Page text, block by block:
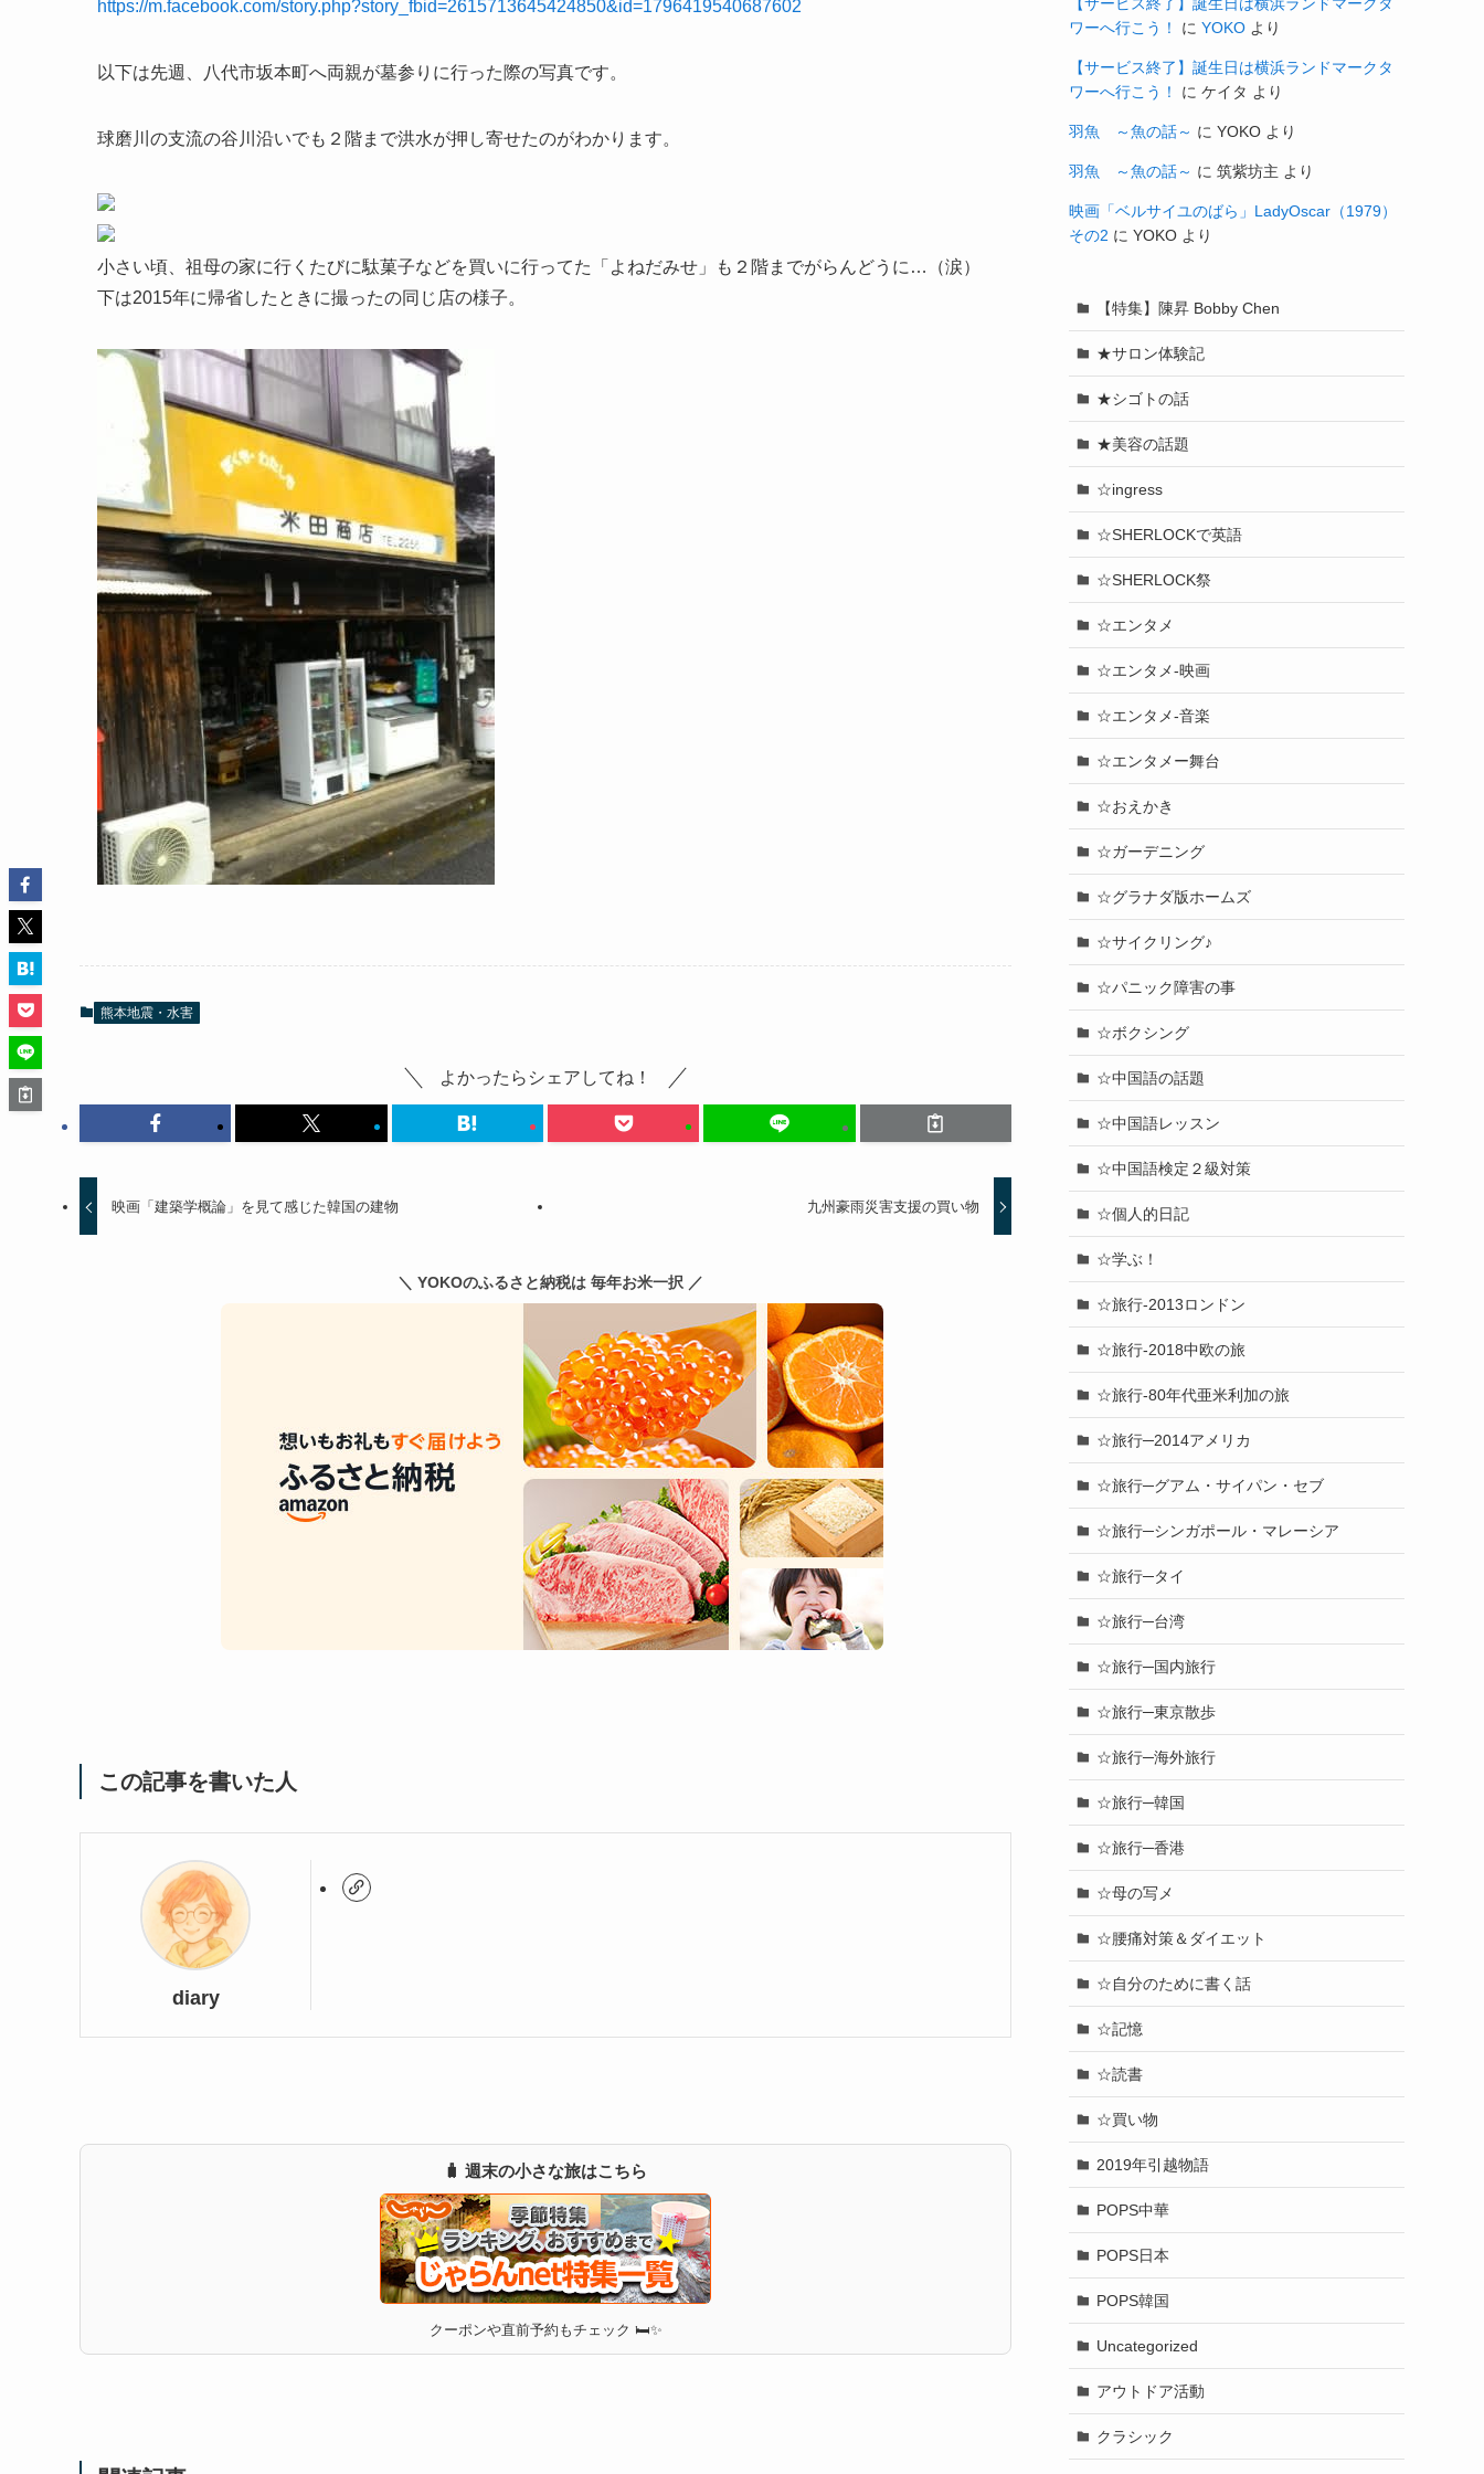
https://m.facebook.com/story.php?story_fbid=2615713645424850&id=1796419540687602
以下は先週、八代市坂本町へ両親が墓参りに行った際の写真です。
球磨川の支流の谷川沿いでも２階まで洪水が押し寄せたのがわかります。
小さい頃、祖母の家に行くたびに駄菓子などを買いに行ってた「よねだみせ」も２階までがらんどうに…（涙）
下は2015年に帰省したときに撮ったの同じ店の様子。
熊本地震・水害
よかったらシェアしてね！
映画「建築学概論」を見て感じた韓国の建物 九州豪雨災害支援の買い物
＼ YOKOのふるさと納税は 毎年お米一択 ／
この記事を書いた人
diary
🧳 週末の小さな旅はこちら
クーポンや直前予約もチェック 🛏✨
ワーへ行こう！
に YOKO より
【サービス終了】誕生日は横浜ランドマークタ
ワーへ行こう！
に ケイタ より
羽魚 ～魚の話～ に YOKO より
羽魚 ～魚の話～ に 筑紫坊主 より
映画「ベルサイユのばら」LadyOscar（1979）
その2 に YOKO より
【特集】陳昇 Bobby Chen
★サロン体験記
★シゴトの話
★美容の話題
☆ingress
☆SHERLOCKで英語
☆SHERLOCK祭
☆エンタメ
☆エンタメ-映画
☆エンタメ-音楽
☆エンタメー舞台
☆おえかき
☆ガーデニング
☆グラナダ版ホームズ
☆サイクリング♪
☆パニック障害の事
☆ボクシング
☆中国語の話題
☆中国語レッスン
☆中国語検定２級対策
☆個人的日記
☆学ぶ！
☆旅行-2013ロンドン
☆旅行-2018中欧の旅
☆旅行-80年代亜米利加の旅
☆旅行─2014アメリカ
☆旅行─グアム・サイパン・セブ
☆旅行─シンガポール・マレーシア
☆旅行─タイ
☆旅行─台湾
☆旅行─国内旅行
☆旅行─東京散歩
☆旅行─海外旅行
☆旅行─韓国
☆旅行─香港
☆母の写メ
☆腰痛対策＆ダイエット
☆自分のために書く話
☆記憶
☆読書
☆買い物
2019年引越物語
POPS中華
POPS日本
POPS韓国
Uncategorized
アウトドア活動
クラシック